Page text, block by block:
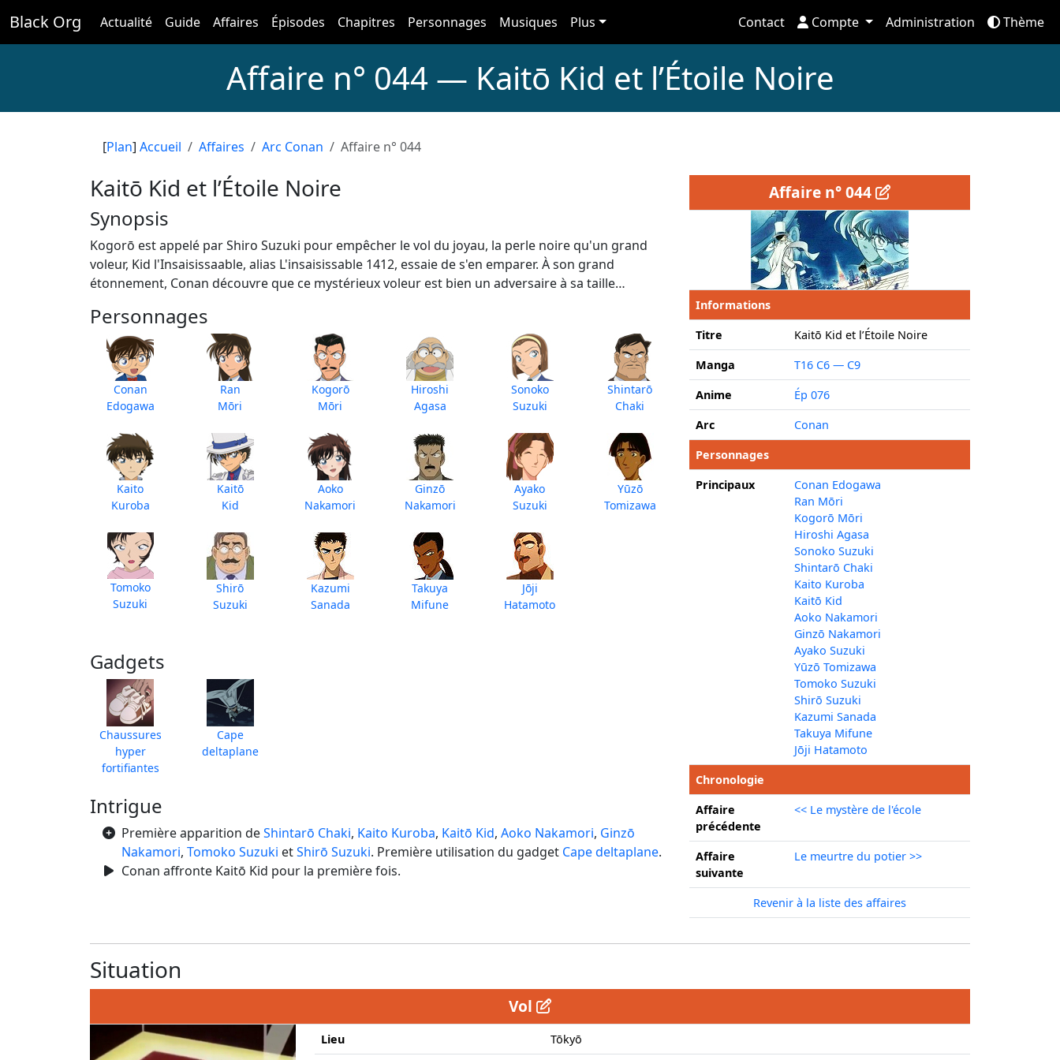
Black Org Actualité Guide Affaires Épisodes Chapitres Personnages Musiques Plus Contact Compte Administration Thème
Affaire n° 044 — Kaitō Kid et l’Étoile Noire
[Plan] Accueil Affaires Arc Conan Affaire n° 044
Kaitō Kid et l’Étoile Noire
Synopsis
Kogorō est appelé par Shiro Suzuki pour empêcher le vol du joyau, la perle noire qu'un grand
voleur, Kid l'Insaisissaable, alias L'insaisissable 1412, essaie de s'en emparer. À son grand
étonnement, Conan découvre que ce mystérieux voleur est bien un adversaire à sa taille…
Personnages
Conan
Edogawa
Ran
Mōri
Kogorō
Mōri
Hiroshi
Agasa
Sonoko
Suzuki
Shintarō
Chaki
Kaito
Kuroba
Kaitō
Kid
Aoko
Nakamori
Ginzō
Nakamori
Ayako
Suzuki
Yūzō
Tomizawa
Tomoko
Suzuki
Shirō
Suzuki
Kazumi
Sanada
Takuya
Mifune
Jōji
Hatamoto
Gadgets
Chaussures
hyper
fortifiantes
Cape
deltaplane
Intrigue
Première apparition deShintarō Chaki, Kaito Kuroba, Kaitō Kid, Aoko Nakamori, Ginzō
Nakamori, Tomoko Suzuki etShirō Suzuki. Première utilisation du gadget Cape deltaplane.
Conan affronte Kaitō Kid pour la première fois.
Affaire n° 044
Informations
Titre
Kaitō Kid et l’Étoile Noire
Manga
T16 C6 — C9
Anime
Ép 076
Arc
Conan
Personnages
Principaux
Conan Edogawa
Ran Mōri
Kogorō Mōri
Hiroshi Agasa
Sonoko Suzuki
Shintarō Chaki
Kaito Kuroba
Kaitō Kid
Aoko Nakamori
Ginzō Nakamori
Ayako Suzuki
Yūzō Tomizawa
Tomoko Suzuki
Shirō Suzuki
Kazumi Sanada
Takuya Mifune
Jōji Hatamoto
Chronologie
Affaire
précédente
<< Le mystère de l'école
Affaire
suivante
Le meurtre du potier >>
Revenir à la liste des affaires
Situation
Vol
Lieu Tōkyō